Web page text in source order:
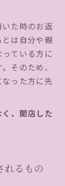
いた時のお返
は自分や親
ている方に
そのため、
った方に先
、開店した
れるもの